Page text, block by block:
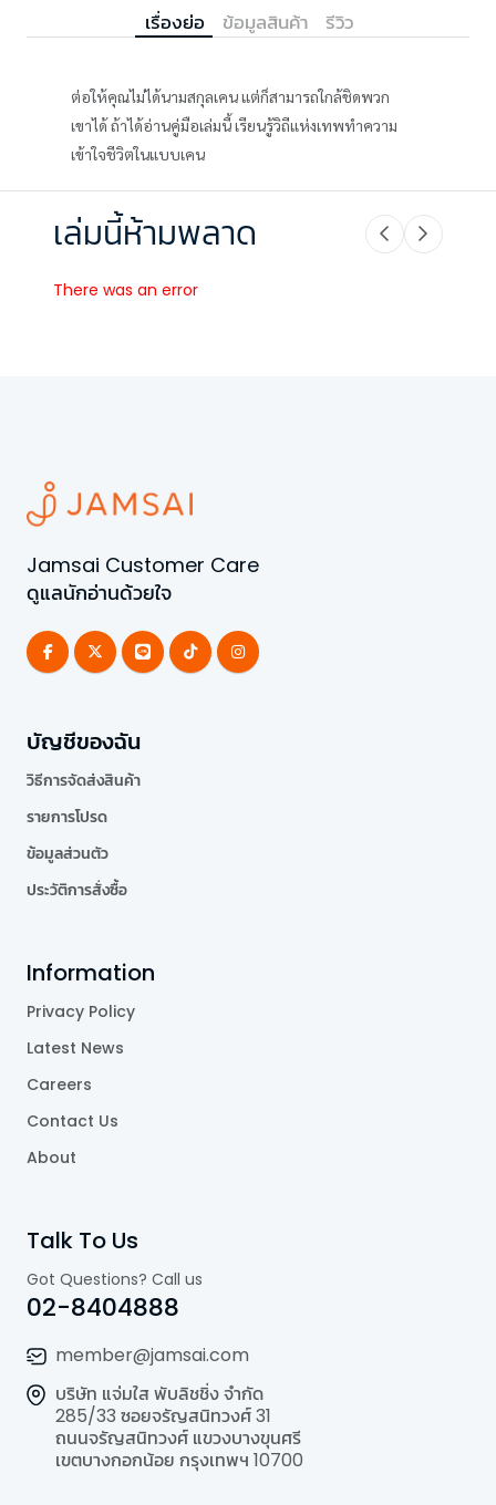
เรื่องย่อ ข้อมูลสินค้า รีวิว
ต่อให้คุณไม่ได้นามสกุลเคน แต่ก็สามารถใกล้ชิดพวก
เขาได้ ถ้าได้อ่านคู่มือเล่มนี้ เรียนรู้วิถีแห่งเทพทำความ
เข้าใจชีวิตในแบบเคน
เล่มนี้ห้ามพลาด
There was an error
Jamsai Customer Care
ดูแลนักอ่านด้วยใจ
บัญชีของฉัน
วิธีการจัดส่งสินค้า
รายการโปรด
ข้อมูลส่วนตัว
ประวัติการสั่งซื้อ
Information
Privacy Policy
Latest News
Careers
Contact Us
About
Talk To Us
Got Questions? Call us
02-8404888
member@jamsai.com
บริษัท แจ่มใส พับลิชชิ่ง จำกัด
285/33 ซอยจรัญสนิทวงศ์ 31
ถนนจรัญสนิทวงศ์ แขวงบางขุนศรี
เขตบางกอกน้อย กรุงเทพฯ 10700